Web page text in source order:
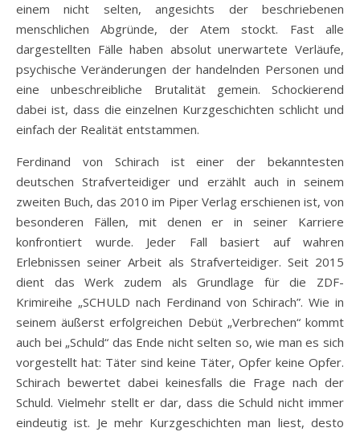
einem nicht selten, angesichts der beschriebenen
menschlichen Abgründe, der Atem stockt. Fast alle
dargestellten Fälle haben absolut unerwartete Verläufe,
psychische Veränderungen der handelnden Personen und
eine unbeschreibliche Brutalität gemein. Schockierend
dabei ist, dass die einzelnen Kurzgeschichten schlicht und
einfach der Realität entstammen.
Ferdinand von Schirach ist einer der bekanntesten
deutschen Strafverteidiger und erzählt auch in seinem
zweiten Buch, das 2010 im Piper Verlag erschienen ist, von
besonderen Fällen, mit denen er in seiner Karriere
konfrontiert wurde. Jeder Fall basiert auf wahren
Erlebnissen seiner Arbeit als Strafverteidiger. Seit 2015
dient das Werk zudem als Grundlage für die ZDF-
Krimireihe „SCHULD nach Ferdinand von Schirach”. Wie in
seinem äußerst erfolgreichen Debüt „Verbrechen“ kommt
auch bei „Schuld“ das Ende nicht selten so, wie man es sich
vorgestellt hat: Täter sind keine Täter, Opfer keine Opfer.
Schirach bewertet dabei keinesfalls die Frage nach der
Schuld. Vielmehr stellt er dar, dass die Schuld nicht immer
eindeutig ist. Je mehr Kurzgeschichten man liest, desto